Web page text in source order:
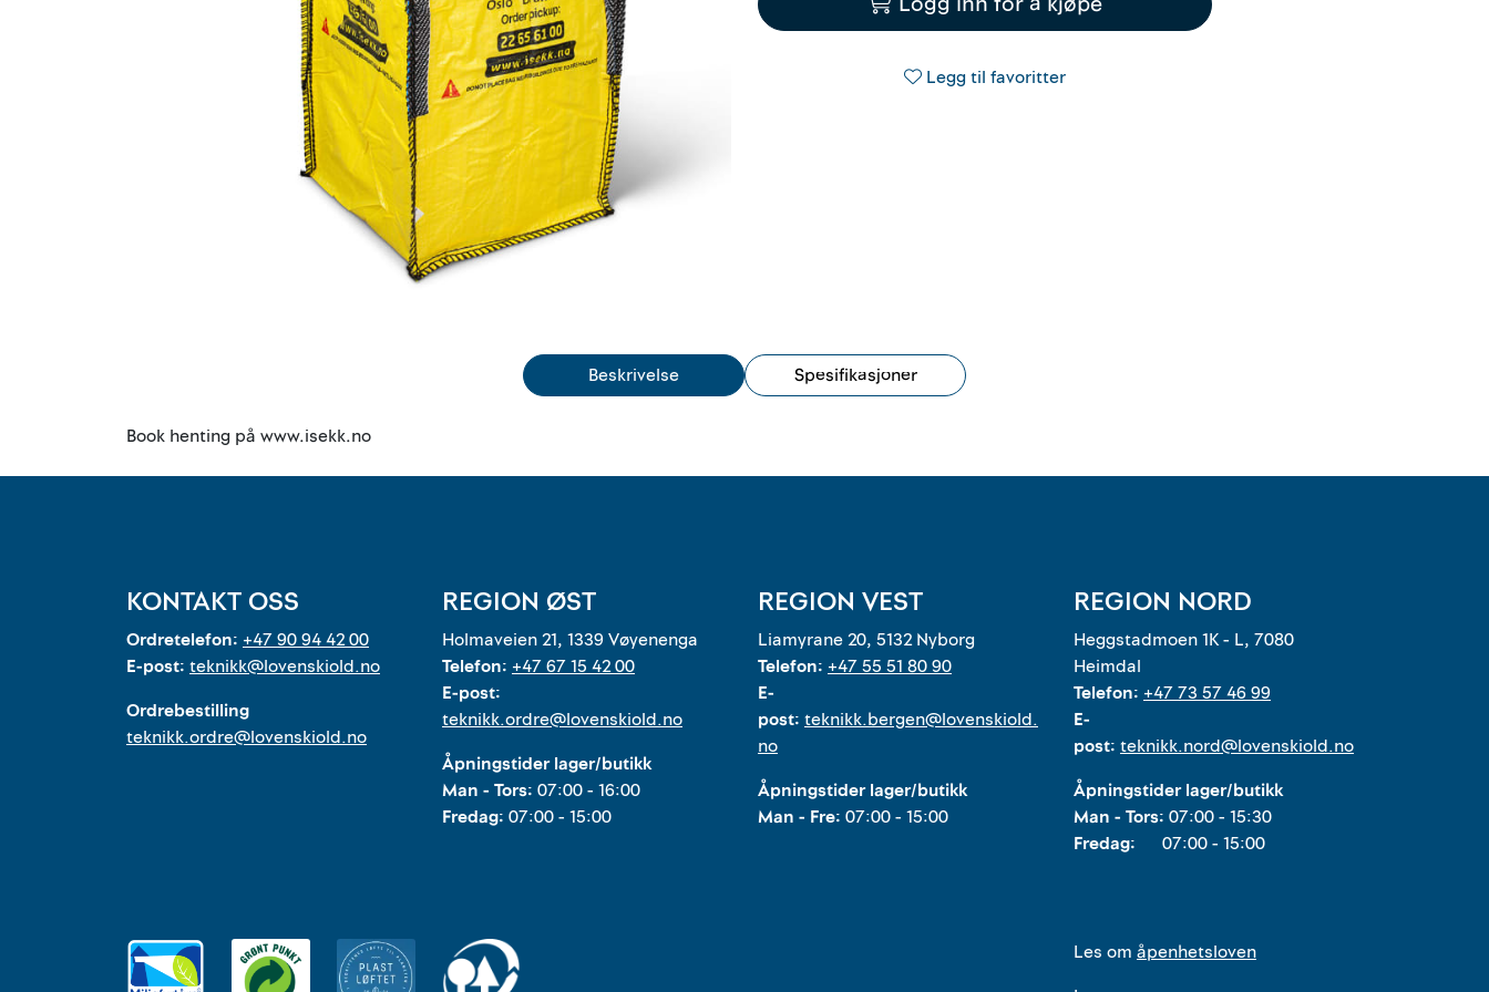
Legg til favoritter
Beskrivelse Spesifikasjoner
Book henting på www.isekk.no
KONTAKT OSS
Ordretelefon: +47 90 94 42 00
E-post: teknikk@lovenskiold.no
Ordrebestilling
teknikk.ordre@lovenskiold.no
REGION ØST
Holmaveien 21, 1339 Vøyenenga
Telefon: +47 67 15 42 00
E-post:
teknikk.ordre@lovenskiold.no
Åpningstider lager/butikk
Man - Tors: 07:00 - 16:00
Fredag: 07:00 - 15:00
REGION VEST
Liamyrane 20, 5132 Nyborg
Telefon: +47 55 51 80 90
E-
post: teknikk.bergen@lovenskiold.
no
Åpningstider lager/butikk
Man - Fre: 07:00 - 15:00
REGION NORD
Heggstadmoen 1K - L, 7080
Heimdal
Telefon: +47 73 57 46 99
E-
post: teknikk.nord@lovenskiold.no
Åpningstider lager/butikk
Man - Tors: 07:00 - 15:30
Fredag: 07:00 - 15:00
Les om åpenhetsloven